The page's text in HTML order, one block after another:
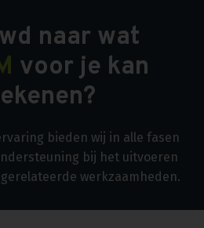
naar wat
voor je kan
bieden wij in alle fasen
bij het uitvoeren
werkzaamheden.